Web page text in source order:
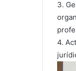
3.
4.